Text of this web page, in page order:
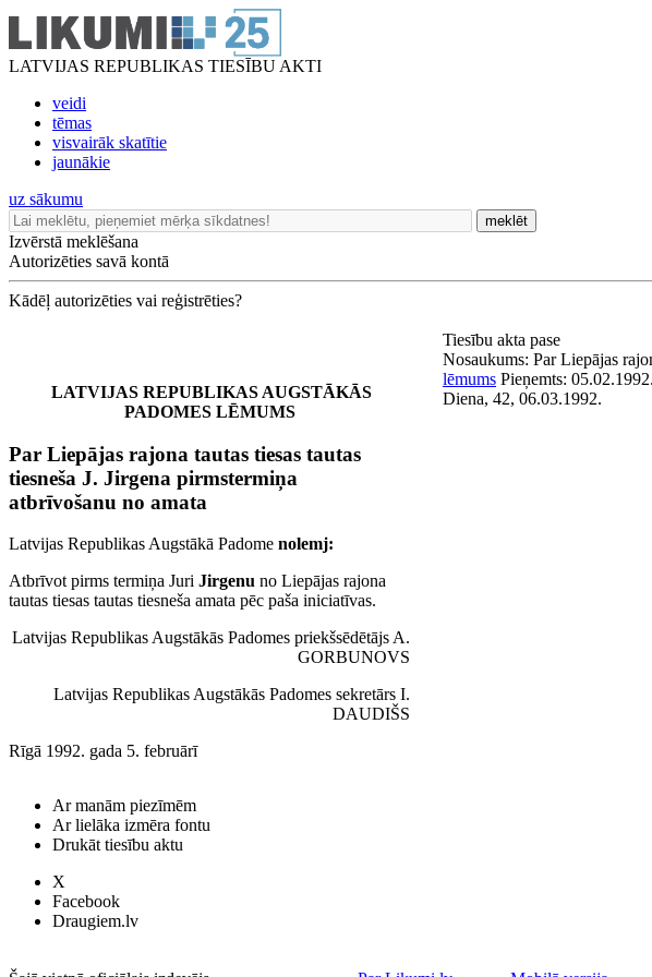
LATVIJAS REPUBLIKAS TIESĪBU AKTI
veidi
tēmas
visvairāk skatītie
jaunākie
uz sākumu
meklēt
Izvērstā meklēšana
Autorizēties savā kontā
Kādēļ autorizēties vai reģistrēties?
LATVIJAS REPUBLIKAS AUGSTĀKĀS
PADOMES LĒMUMS
Par Liepājas rajona tautas tiesas tautas
tiesneša J. Jirgena pirmstermiņa
atbrīvošanu no amata
Latvijas Republikas Augstākā Padome nolemj:
Atbrīvot pirms termiņa Juri Jirgenu no Liepājas rajona
tautas tiesas tautas tiesneša amata pēc paša iniciatīvas.
Latvijas Republikas Augstākās Padomes priekšsēdētājs A.
GORBUNOVS
Latvijas Republikas Augstākās Padomes sekretārs I.
DAUDIŠS
Rīgā 1992. gada 5. februārī
Tiesību akta pase
Nosaukums: Par Liepājas
lēmums Pieņemts: 05.02.1992.
Diena, 42, 06.03.1992.
Ar manām piezīmēm
Ar lielāka izmēra fontu
Drukāt tiesību aktu
X
Facebook
Draugiem.lv